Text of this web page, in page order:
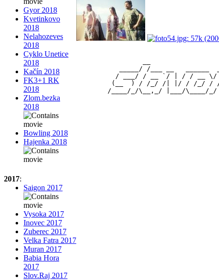
Gyor 2018
Kvetinkovo
2018
Nelahozeves
2018
Cyklo Unetice
2018
Kačín 2018
FK3+1 RK
2018
Zlom.bezka
2018
Bowling 2018
Hajenka 2018
2017:
Saigon 2017
Vysoka 2017
Inovec 2017
Zuberec 2017
Velka Fatra 2017
Muran 2017
Babia Hora
2017
Slov.Raj 2017
_____/ /___ __   ______
/ ___/ / __ `/ | / / __
(__  ) / /_/ /| |/ / /_/ /